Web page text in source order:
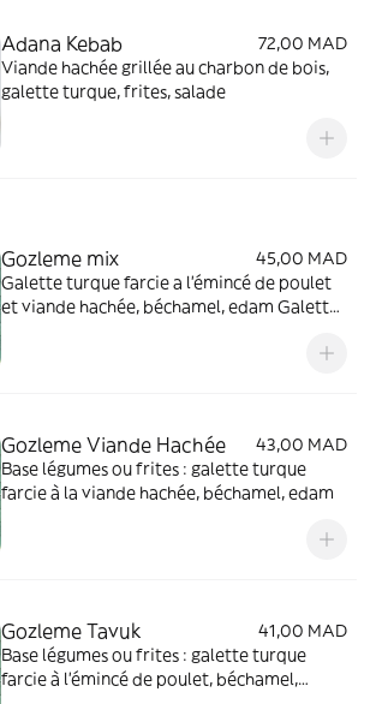
Adana Kebab
72,00 MAD
Viande hachée grillée au charbon de bois,
galette turque, frites, salade
Gozleme mix
45,00 MAD
Galette turque farcie a l’émincé de poulet
et viande hachée, béchamel, edam Galette
Gozleme Viande Hachée
43,00 MAD
Base légumes ou frites : galette turque
farcie à la viande hachée, béchamel, edam
Gozleme Tavuk
41,00 MAD
Base légumes ou frites : galette turque
farcie à l’émincé de poulet, béchamel,